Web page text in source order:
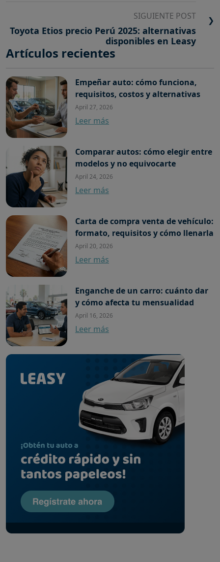
SIGUIENTE POST
Toyota Etios precio Perú 2025: alternativas
disponibles en Leasy
❯
Artículos recientes
Empeñar auto: cómo funciona,
requisitos, costos y alternativas
April 27, 2026
Leer más
Comparar autos: cómo elegir entre
modelos y no equivocarte
April 24, 2026
Leer más
Carta de compra venta de vehículo:
formato, requisitos y cómo llenarla
April 20, 2026
Leer más
Enganche de un carro: cuánto dar
y cómo afecta tu mensualidad
April 16, 2026
Leer más